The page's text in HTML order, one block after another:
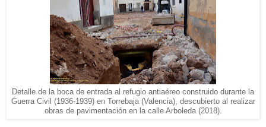
Detalle de la boca de entrada al refugio antiaéreo construido durante la
Guerra Civil (1936-1939) en Torrebaja (Valencia), descubierto al realizar
obras de pavimentación en la calle Arboleda (2018).